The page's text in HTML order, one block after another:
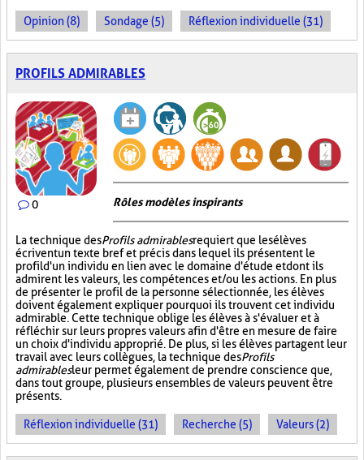
Opinion (8) Sondage (5) Réflexion individuelle (31)
PROFILS ADMIRABLES
0 Rôles modèles inspirants
La technique desProfils admirablesrequiert que les élèves
écrivent un texte bref et précis dans lequel ils présentent le
profil d'un individu en lien avec le domaine d'étude et dont ils
admirent les valeurs, les compétences et/ou les actions. En plus
de présenter le profil de la personne sélectionnée, les élèves
doivent également expliquer pourquoi ils trouvent cet individu
admirable. Cette technique oblige les élèves à s'évaluer et à
réfléchir sur leurs propres valeurs afin d'être en mesure de faire
un choix d'individu approprié. De plus, si les élèves partagent leur
travail avec leurs collègues, la technique desProfils
admirablesleur permet également de prendre conscience que,
dans tout groupe, plusieurs ensembles de valeurs peuvent être
présents.
Réflexion individuelle (31) Recherche (5) Valeurs (2)